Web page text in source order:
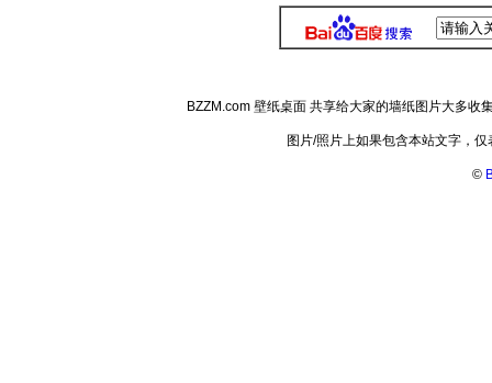
BZZM.com 壁纸桌面 共享给大家的墙纸图片大多
图片/照片上如果包含本站文字，
©